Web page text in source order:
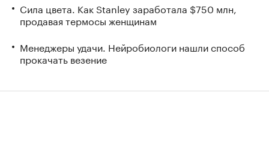
Сила цвета. Как Stanley заработала $750 млн,
продавая термосы женщинам
Менеджеры удачи. Нейробиологи нашли способ
прокачать везение